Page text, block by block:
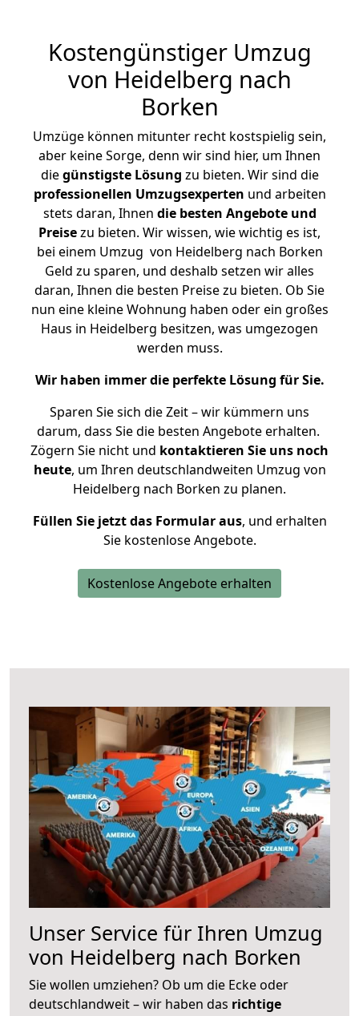
Kostengünstiger Umzug
von Heidelberg nach
Borken
Umzüge können mitunter recht kostspielig sein,
aber keine Sorge, denn wir sind hier, um Ihnen
diegünstigste Lösung zu bieten. Wir sind die
professionellen Umzugsexperten und arbeiten
stets daran, Ihnen die besten Angebote und
Preisezu bieten. Wir wissen, wie wichtig es ist,
bei einem Umzug von Heidelberg nach Borken
Geld zu sparen, und deshalb setzen wir alles
daran, Ihnen die besten Preise zu bieten. Ob Sie
nun eine kleine Wohnung haben oder ein großes
Haus in Heidelberg besitzen, was umgezogen
werden muss.
Wir haben immer die perfekte Lösung für Sie.
Sparen Sie sich die Zeit – wir kümmern uns
darum, dass Sie die besten Angebote erhalten.
Zögern Sie nicht und kontaktieren Sie uns noch
heute, um Ihren deutschlandweiten Umzug von
Heidelberg nach Borken zu planen.
Füllen Sie jetzt das Formular aus, und erhalten
Sie kostenlose Angebote.
Kostenlose Angebote erhalten
Unser Service für Ihren Umzug
von Heidelberg nach Borken
Sie wollen umziehen? Ob um die Ecke oder
deutschlandweit – wir haben das richtige